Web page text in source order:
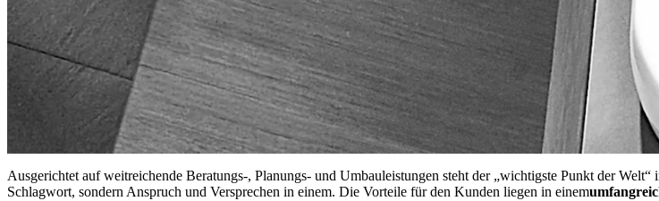
Ausgerichtet auf weitreichende Beratungs-, Planungs- und Umbauleistungen steht der „wichtigste Punkt der
Schlagwort, sondern Anspruch und Versprechen in einem. Die Vorteile für den Kunden liegen in einem